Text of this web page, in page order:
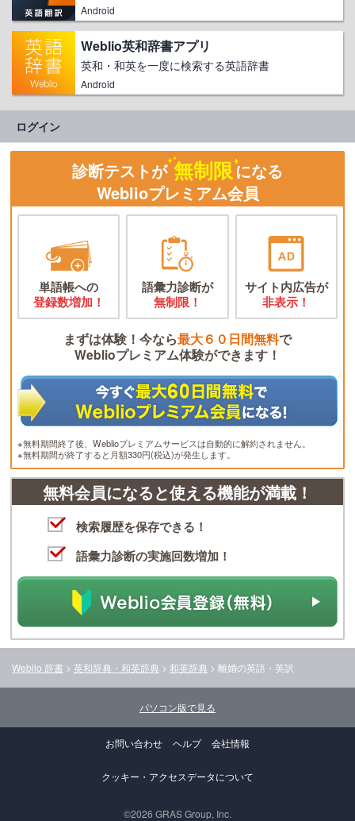
Android
Weblio英和辞書アプリ
英和・和英を一度に検索する英語辞書
Android
ログイン
診断テストが 無制限になる
Weblioプレミアム会員
単語帳への
登録数増加！
語彙力診断が
無制限！
サイト内広告が
非表示！
まずは体験！今なら最大６０日間無料で
Weblioプレミアム体験ができます！
※無料期間終了後、Weblioプレミアムサービスは自動的に解約されません。
※無料期間が終了すると月額330円(税込)が発生します。
無料会員になると使える機能が満載！
検索履歴を保存できる！
語彙力診断の実施回数増加！
Weblio 辞書 > 英和辞典・和英辞典 > 和英辞典 > 離婚の英語・英訳
パソコン版で見る
お問い合わせ ヘルプ 会社情報
クッキー・アクセスデータについて
©2026 GRAS Group, Inc.